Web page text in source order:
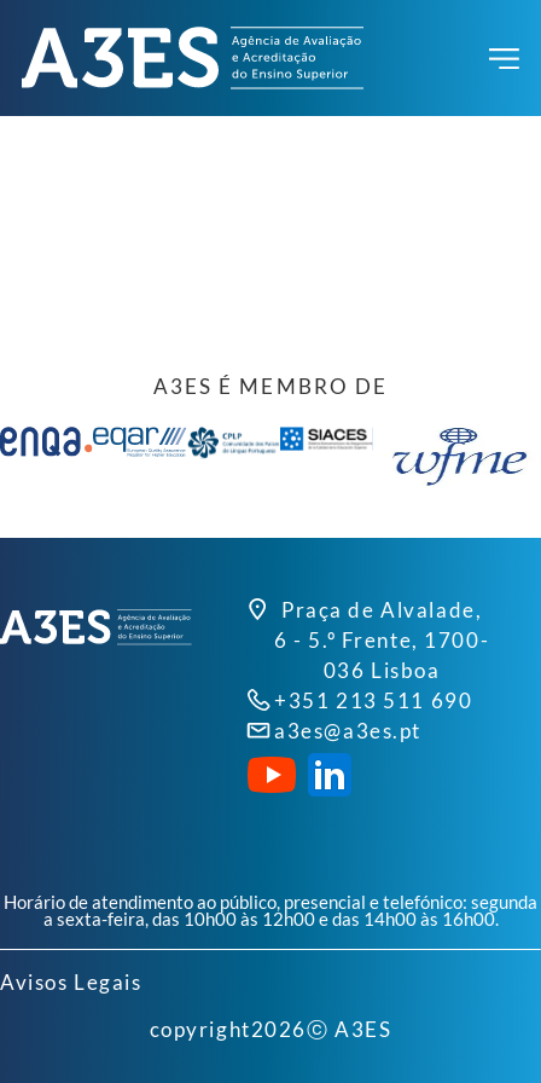
A3ES É MEMBRO DE
Praça de Alvalade,
6 - 5.º Frente, 1700-
036 Lisboa
+351 213 511 690
a3es@a3es.pt
Horário de atendimento ao público, presencial e telefónico: segunda
a sexta-feira, das 10h00 às 12h00 e das 14h00 às 16h00.
Avisos Legais
copyright2026ⓒ A3ES